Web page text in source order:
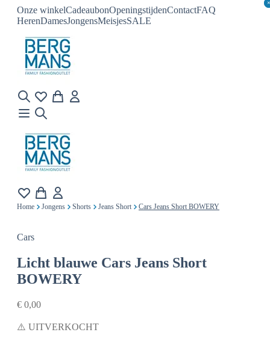
Onze winkelCadeaubonOpeningstijdenContactFAQ
HerenDamesJongensMeisjesSALE
×
×
Home Jongens Shorts Jeans Short Cars Jeans Short BOWERY
Cars
Licht blauwe Cars Jeans Short
BOWERY
€ 0,00
⚠️ UITVERKOCHT